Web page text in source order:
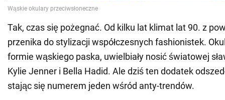
Tak, czas się pożegnać. Od kilku lat klimat lat 90. z
przenika do stylizacji współczesnych fashionistek.
formie wąskiego paska, uwielbiały nosić światowej
Kylie Jenner i Bella Hadid. Ale dziś ten dodatek
stając się numerem jeden wśród anty-trendów.